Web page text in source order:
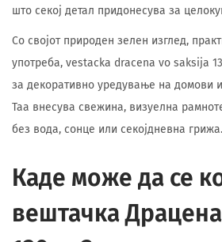
што секој детал придонесува за
Со својот природен зелен изглед,
употреба, vestacka dracena vo saksija
за декоративно уредување на домови
Таа внесува свежина, визуелна
без вода, сонце или секојдневна грижа.
Каде може да се
вештачка Драцена